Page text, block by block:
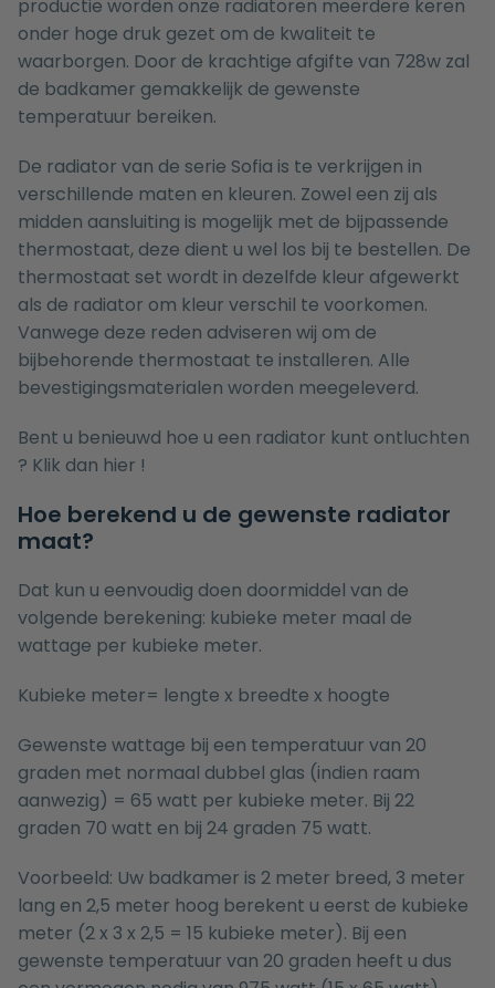
productie worden onze radiatoren meerdere keren
onder hoge druk gezet om de kwaliteit te
waarborgen. Door de krachtige afgifte van 728w zal
de badkamer gemakkelijk de gewenste
temperatuur bereiken.
De radiator van de serie Sofia is te verkrijgen in
verschillende maten en kleuren. Zowel een zij als
midden aansluiting is mogelijk met de bijpassende
thermostaat, deze dient u wel los bij te bestellen. De
thermostaat set wordt in dezelfde kleur afgewerkt
als de radiator om kleur verschil te voorkomen.
Vanwege deze reden adviseren wij om de
bijbehorende thermostaat te installeren. Alle
bevestigingsmaterialen worden meegeleverd.
Bent u benieuwd hoe u een radiator kunt ontluchten
? Klik dan hier !
Hoe berekend u de gewenste radiator
maat?
Dat kun u eenvoudig doen doormiddel van de
volgende berekening: kubieke meter maal de
wattage per kubieke meter.
Kubieke meter= lengte x breedte x hoogte
Gewenste wattage bij een temperatuur van 20
graden met normaal dubbel glas (indien raam
aanwezig) = 65 watt per kubieke meter. Bij 22
graden 70 watt en bij 24 graden 75 watt.
Voorbeeld: Uw badkamer is 2 meter breed, 3 meter
lang en 2,5 meter hoog berekent u eerst de kubieke
meter (2 x 3 x 2,5 = 15 kubieke meter). Bij een
gewenste temperatuur van 20 graden heeft u dus